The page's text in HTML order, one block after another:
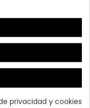
privacidad y cookies